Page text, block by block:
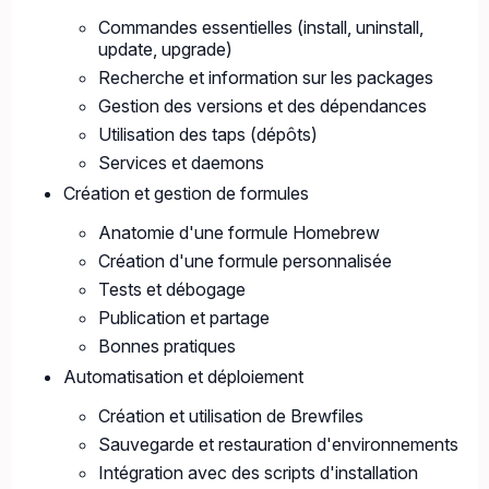
Commandes essentielles (install, uninstall,
update, upgrade)
Recherche et information sur les packages
Gestion des versions et des dépendances
Utilisation des taps (dépôts)
Services et daemons
Création et gestion de formules
Anatomie d'une formule Homebrew
Création d'une formule personnalisée
Tests et débogage
Publication et partage
Bonnes pratiques
Automatisation et déploiement
Création et utilisation de Brewfiles
Sauvegarde et restauration d'environnements
Intégration avec des scripts d'installation